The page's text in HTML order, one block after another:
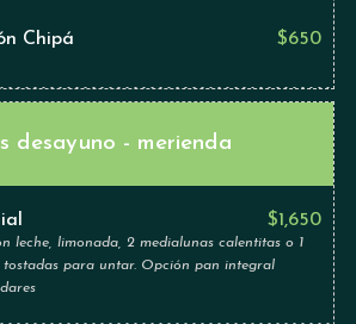
Chipá $650
desayuno - merienda
$1,650
leche, limonada, 2 medialunas calentitas o 1
tostadas para untar. Opción pan integral